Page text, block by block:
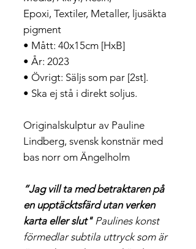
Epoxi, Textiler, Metaller, ljusäkta
pigment
• Mått: 40x15cm [HxB]
• År: 2023
• Övrigt: Säljs som par [2st].
• Ska ej stå i direkt soljus.
Originalskulptur av Pauline
Lindberg, svensk konstnär med
bas norr om Ängelholm
”Jag vill ta med betraktaren på
en upptäcktsfärd utan verken
karta eller slut" Paulines konst
förmedlar subtila uttryck som är